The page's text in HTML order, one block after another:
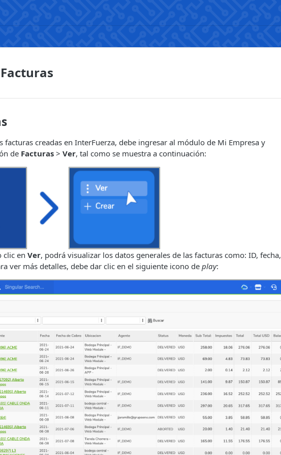
facturas creadas en InterFuerza, debe ingresar al módulo de Mi Empresa y
de Facturas > Ver, tal como se muestra a continuación:
clic en Ver, podrá visualizar los datos generales de las facturas como: ID, fecha,
ver más detalles, debe dar clic en el siguiente icono de play: